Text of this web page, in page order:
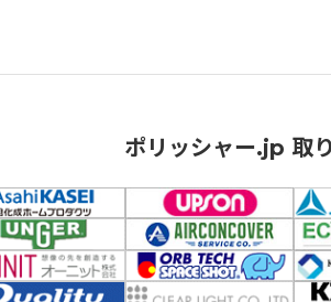
ポリッシャー.jp 取